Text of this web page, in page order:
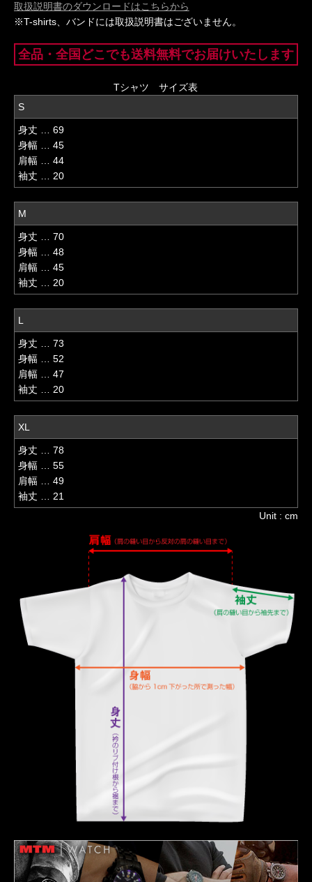
取扱説明書のダウンロードはこちらから
※T-shirts、バンドには取扱説明書はございません。
全品・全国どこでも送料無料でお届けいたします
Tシャツ サイズ表
S
身丈 … 69
身幅 … 45
肩幅 … 44
袖丈 … 20
M
身丈 … 70
身幅 … 48
肩幅 … 45
袖丈 … 20
L
身丈 … 73
身幅 … 52
肩幅 … 47
袖丈 … 20
XL
身丈 … 78
身幅 … 55
肩幅 … 49
袖丈 … 21
Unit : cm